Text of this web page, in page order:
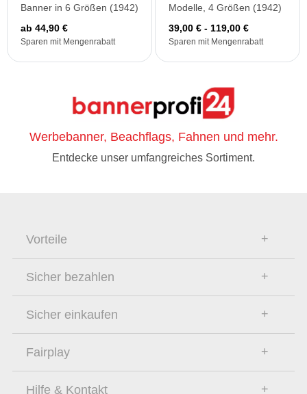
Banner in 6 Größen (1942)
ab 44,90 €
Sparen mit Mengenrabatt
Modelle, 4 Größen (1942)
39,00 € - 119,00 €
Sparen mit Mengenrabatt
Werbebanner, Beachflags, Fahnen und mehr.
Entdecke unser umfangreiches Sortiment.
Vorteile
Sicher bezahlen
Sicher einkaufen
Fairplay
Hilfe & Kontakt